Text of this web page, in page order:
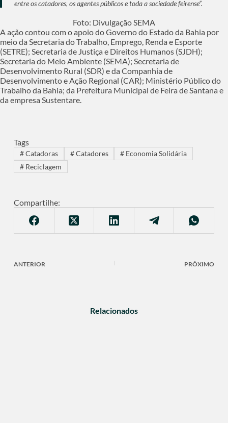
entre os catadores, os agentes públicos e toda a sociedade feirense”.
Foto: Divulgação SEMA
A ação contou com o apoio do Governo do Estado da Bahia por
meio da Secretaria do Trabalho, Emprego, Renda e Esporte
(SETRE); Secretaria de Justiça e Direitos Humanos (SJDH);
Secretaria do Meio Ambiente (SEMA); Secretaria de
Desenvolvimento Rural (SDR) e da Companhia de
Desenvolvimento e Ação Regional (CAR); Ministério Público do
Trabalho da Bahia; da Prefeitura Municipal de Feira de Santana e
da empresa Sustentare.
Tags
#Catadoras #Catadores # Economia Solidária
#Reciclagem
Compartilhe:
ANTERIOR PRÓXIMO
Relacionados